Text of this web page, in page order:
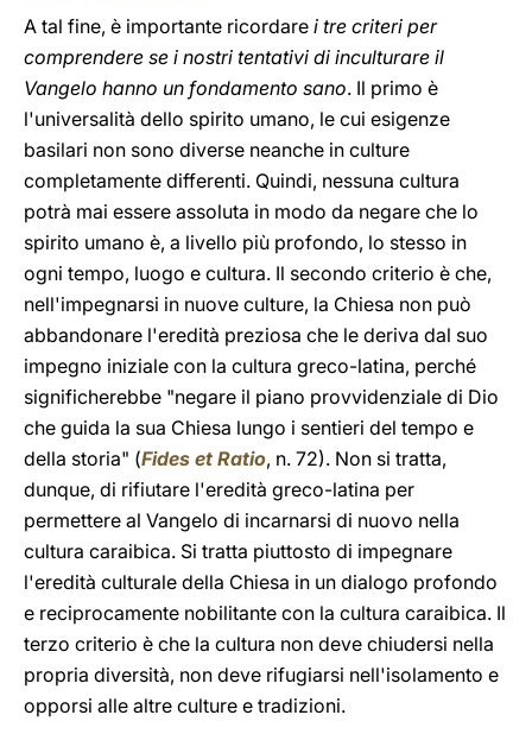
A tal fine, è importante ricordare i tre criteri per
comprendere se i nostri tentativi di inculturare il
Vangelo hanno un fondamento sano. Il primo è
l'universalità dello spirito umano, le cui esigenze
basilari non sono diverse neanche in culture
completamente differenti. Quindi, nessuna cultura
potrà mai essere assoluta in modo da negare che lo
spirito umano è, a livello più profondo, lo stesso in
ogni tempo, luogo e cultura. Il secondo criterio è che,
nell'impegnarsi in nuove culture, la Chiesa non può
abbandonare l'eredità preziosa che le deriva dal suo
impegno iniziale con la cultura greco-latina, perché
significherebbe "negare il piano provvidenziale di Dio
che guida la sua Chiesa lungo i sentieri del tempo e
della storia" (Fides et Ratio, n. 72). Non si tratta,
dunque, di rifiutare l'eredità greco-latina per
permettere al Vangelo di incarnarsi di nuovo nella
cultura caraibica. Si tratta piuttosto di impegnare
l'eredità culturale della Chiesa in un dialogo profondo
e reciprocamente nobilitante con la cultura caraibica. Il
terzo criterio è che la cultura non deve chiudersi nella
propria diversità, non deve rifugiarsi nell'isolamento e
opporsi alle altre culture e tradizioni.